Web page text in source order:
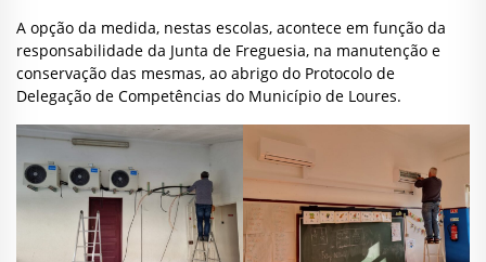
A opção da medida, nestas escolas, acontece em função da
responsabilidade da Junta de Freguesia, na manutenção e
conservação das mesmas, ao abrigo do Protocolo de
Delegação de Competências do Município de Loures.